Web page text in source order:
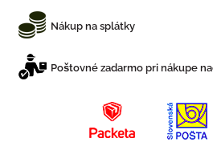
Nákup na splátky
Poštovné zadarmo pri nákupe